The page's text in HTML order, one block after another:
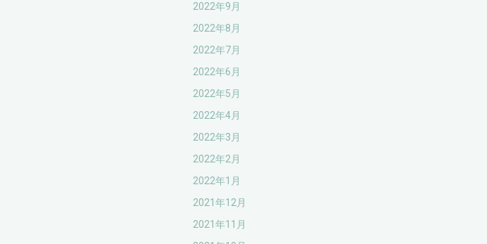
2022年9月
2022年8月
2022年7月
2022年6月
2022年5月
2022年4月
2022年3月
2022年2月
2022年1月
2021年12月
2021年11月